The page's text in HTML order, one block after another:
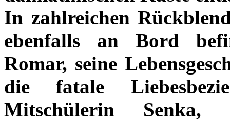
In zahlreichen
ebenfalls an Bord
Romar, seine
die fatale
Mitschülerin Senka,